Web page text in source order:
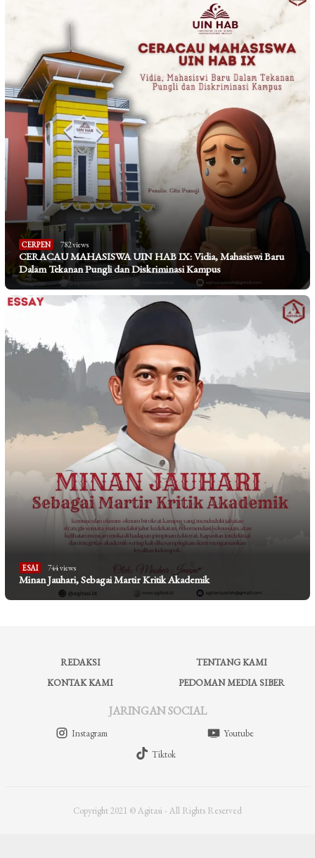
CERPEN 782 views
CERACAU MAHASISWA UIN HAB IX: Vidia, Mahasiswi Baru
Dalam Tekanan Pungli dan Diskriminasi Kampus
ESAI 744 views
Minan Jauhari, Sebagai Martir Kritik Akademik
REDAKSI
TENTANG KAMI
KONTAK KAMI
PEDOMAN MEDIA SIBER
JARINGAN SOCIAL
Instagram
Youtube
Tiktok
Copyright 2021 © Agitasi - All Rights Reserved